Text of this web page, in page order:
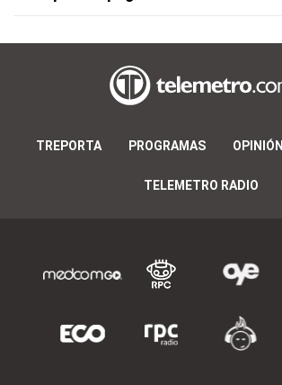
TREPORTA PROGRAMAS OPINIÓN
TELEMETRO RADIO